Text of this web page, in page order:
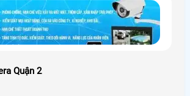
Quận 2